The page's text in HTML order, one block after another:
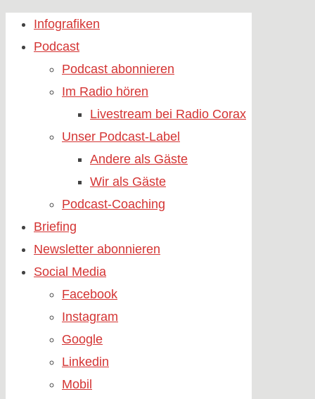
Skip
Infografiken
Podcast
Podcast abonnieren
Im Radio hören
Livestream bei Radio Corax
Unser Podcast-Label
Andere als Gäste
Wir als Gäste
Podcast-Coaching
Briefing
Newsletter abonnieren
Social Media
Facebook
Instagram
Google
Linkedin
Mobil